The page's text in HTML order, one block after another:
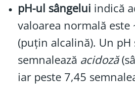
pH-ul sângelui indică
valoarea normală este
(puțin alcalină). Un pH
semnalează acidoză
iar peste 7,45